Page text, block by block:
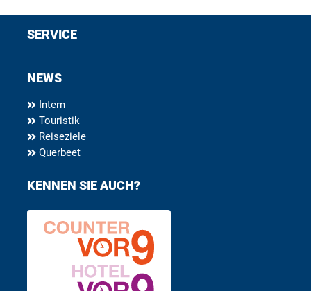
SERVICE
NEWS
Intern
Touristik
Reiseziele
Querbeet
KENNEN SIE AUCH?